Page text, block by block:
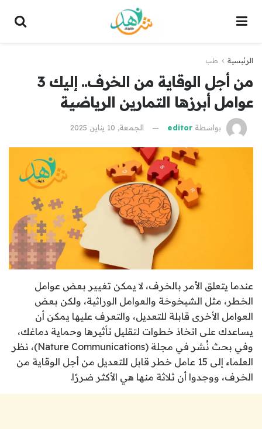
الرئيسية طب
من أجل الوقاية من الخرف.. إليك 3
عوامل أبرزها التمارين الرياضية
بواسطة editor الجمعة, 10 يناير, 2025
عندما يتعلق الأمر بالخرف، لا يمكن تغيير بعض عوامل
الخطر، مثل الشيخوخة والعوامل الوراثية، ولكن بعض
العوامل الأخرى قابلة للتعديل، والتعرف عليها يمكن أن
يساعدك على اتخاذ خطوات لتقليل تأثيرها وحماية دماغك،
وفي بحث نُشر في مجلة (Nature Communications)، نظر
العلماء إلى 15 عامل خطر قابل للتعديل من أجل الوقاية من
الخرف، ووجدوا أن ثلاثة منها هي الأكثر ضررًا.